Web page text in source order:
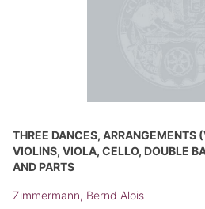
THREE DANCES, ARRANGEMENTS
VIOLINS, VIOLA, CELLO, DOUBLE
AND PARTS
Zimmermann, Bernd Alois